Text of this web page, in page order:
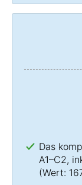
Das
A1–C2,
(Wert: